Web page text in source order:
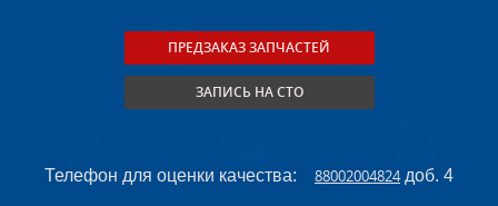
ПРЕДЗАКАЗ ЗАПЧАСТЕЙ
ЗАПИСЬ НА СТО
Телефон для оценки качества: 88002004824доб. 4